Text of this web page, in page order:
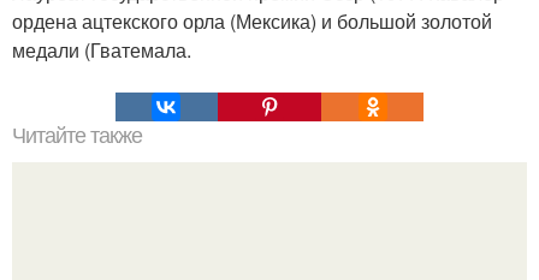
ордена ацтекского орла (Мексика) и большой золотой
медали (Гватемала.
Читайте также